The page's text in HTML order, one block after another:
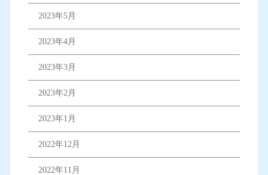
2023年5月
2023年4月
2023年3月
2023年2月
2023年1月
2022年12月
2022年11月